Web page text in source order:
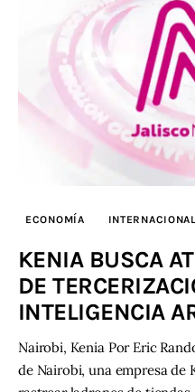
ECONOMÍA INTERNACIONAL
KENIA BUSCA
DE
INTELIGENCIA
Nairobi, Kenia Por Eric
de Nairobi, una empresa de